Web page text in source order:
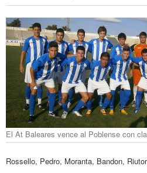
El At Baleares vence al Poblense con
Rossello, Pedro, Moranta, Bandon,